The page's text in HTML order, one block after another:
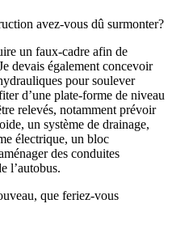
avez-vous dû surmonter?
un faux-cadre afin de
devais également concevoir
pour soulever
d’une plate-forme de niveau
relevés, notamment prévoir
un système de drainage,
électrique, un bloc
des conduites
l’autobus.
que feriez-vous